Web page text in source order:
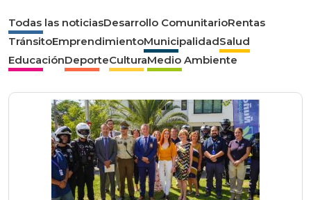
Todas las noticiasDesarrollo ComunitarioRentas
TránsitoEmprendimientoMunicipalidadSalud
EducaciónDeporteCulturaMedio Ambiente